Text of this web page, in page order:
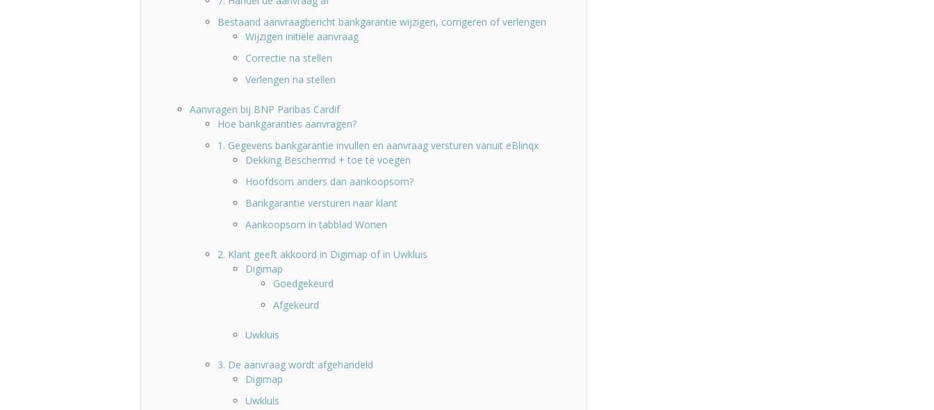
Bestaand aanvraagbericht bankgarantie wijzigen, corrigeren of verlengen
Wijzigen initiële aanvraag
Correctie na stellen
Verlengen na stellen
Aanvragen bij BNP Paribas Cardif
Hoe bankgaranties aanvragen?
1. Gegevens bankgarantie invullen en aanvraag versturen vanuit eBlinqx
Dekking Beschermd + toe te voegen
Hoofdsom anders dan aankoopsom?
Bankgarantie versturen naar klant
Aankoopsom in tabblad Wonen
2. Klant geeft akkoord in Digimap of in Uwkluis
Digimap
Goedgekeurd
Afgekeurd
Uwkluis
3. De aanvraag wordt afgehandeld
Digimap
Uwkluis